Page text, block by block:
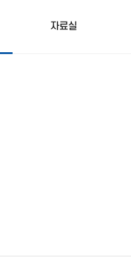
자료실